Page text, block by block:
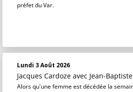
préfet du Var.
Lundi 3 Août 2026
Jacques Cardoze avec Jean-
Alors qu'une femme est décédée la